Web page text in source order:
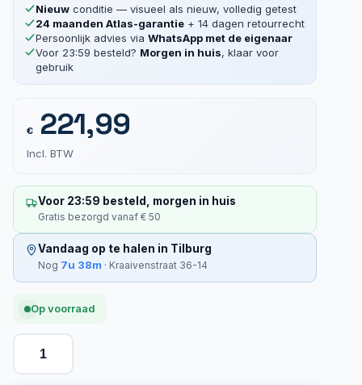
Nieuw conditie — visueel als nieuw, volledig getest
24 maanden Atlas-garantie + 14 dagen retourrecht
Persoonlijk advies via WhatsApp met de eigenaar
Voor 23:59 besteld? Morgen in huis, klaar voor
gebruik
€221,99
Incl. BTW
Voor 23:59 besteld, morgen in huis
Gratis bezorgd vanaf € 50
Vandaag op te halen in Tilburg
Nog 7u 38m · Kraaivenstraat 36-14
Op voorraad